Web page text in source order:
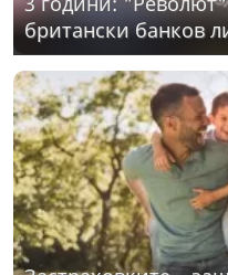
британски банков